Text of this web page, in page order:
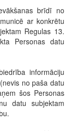
brīdī no
ar konkrētu
Regulas 13.
Personas datu
informāciju
no paša datu
šos Personas
datu subjektam